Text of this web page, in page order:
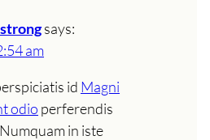
says:
am
id Magni
odio perferendis
in iste